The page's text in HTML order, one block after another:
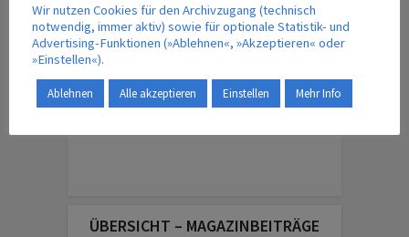
ÜBERSICHT – MAGAZINBEITRÄGE
Wir nutzen Cookies für den Archivzugang (technisch
notwendig, immer aktiv) sowie für optionale Statistik- und
Advertising-Funktionen (»Ablehnen«, »Akzeptieren« oder
»Einstellen«).
Ablehnen Alle akzeptieren Einstellen Mehr Info